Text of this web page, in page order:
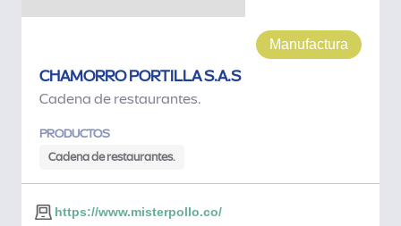
Manufactura
CHAMORRO PORTILLA S.A.S
Cadena de restaurantes.
PRODUCTOS
Cadena de restaurantes.
https://www.misterpollo.co/